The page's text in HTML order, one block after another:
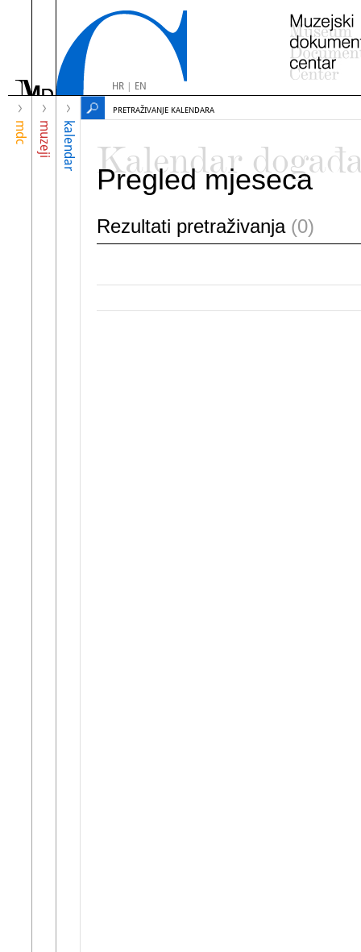
HR| EN
mdc muzeji kalendar
PRETRAŽIVANJE KALENDARA
Kalendar
Pregled mjeseca
Rezultati pretraživanja (0)